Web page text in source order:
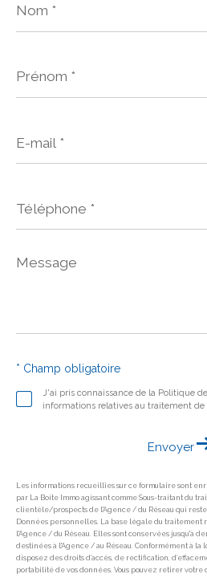
*
*
mail
*
Message
J'ai pris connaissance de la Politique
informations relatives au traitement de
* Champ obligatoire
Envoyer
Les informations recueillies sur ce formulaire sont
par La Boite Immo agissant comme Sous-traitant du
clientèle/prospects de l'Agence / du Réseau qui
Données personnelles. La base légale du
l'Agence / du Réseau. Elles sont conservées jusqu'à
destinées à l'Agence / au Réseau. Conformément à
disposez des droits d’accès, de rectification,
portabilité de vos données. Vous pouvez retirer votre